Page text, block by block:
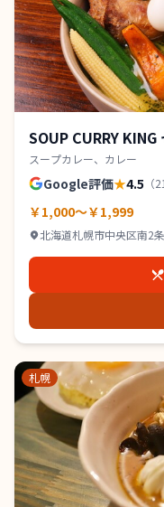
SOUP CURRY
スープカレー、カレー
Google評価★4.5 （
￥1,000～￥1,999
北海道札幌市中央区南2
札幌